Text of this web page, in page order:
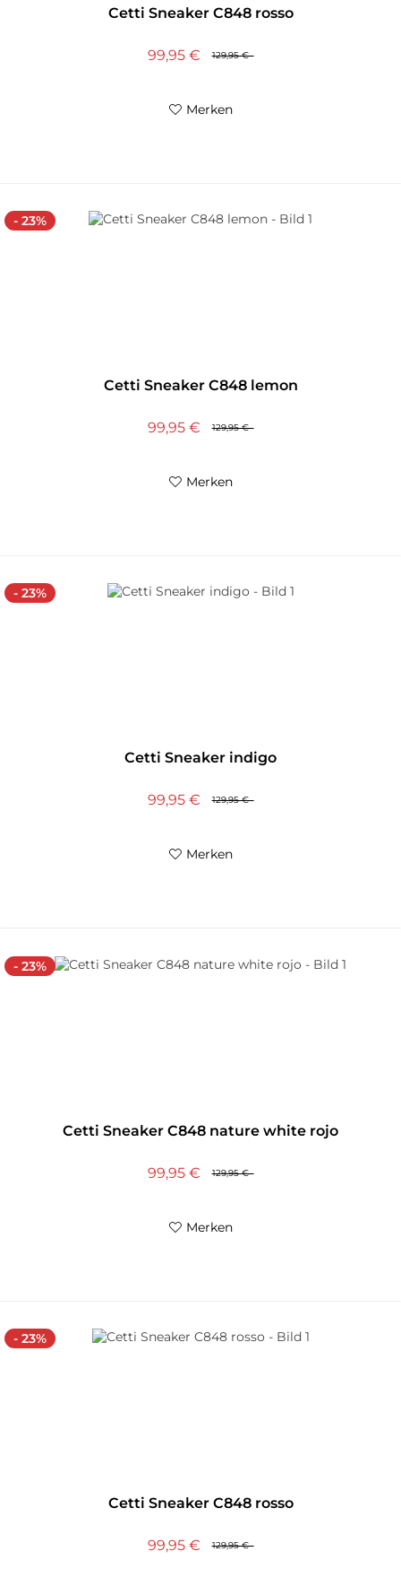
Cetti Sneaker C848 rosso
129,95 €
99,95 €
Merken
- 23%
Cetti Sneaker C848 lemon
129,95 €
99,95 €
Merken
- 23%
Cetti Sneaker indigo
129,95 €
99,95 €
Merken
- 23%
Cetti Sneaker C848 nature white rojo
129,95 €
99,95 €
Merken
- 23%
Cetti Sneaker C848 rosso
129,95 €
99,95 €